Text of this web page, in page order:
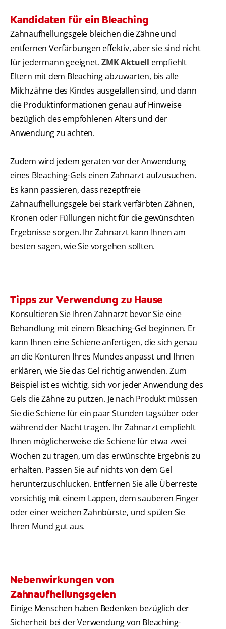
Kandidaten für ein Bleaching
Zahnaufhellungsgele bleichen die Zähne und
entfernen Verfärbungen effektiv, aber sie sind nicht
für jedermann geeignet.ZMK Aktuell empfiehlt
Eltern mit dem Bleaching abzuwarten, bis alle
Milchzähne des Kindes ausgefallen sind, und dann
die Produktinformationen genau auf Hinweise
bezüglich des empfohlenen Alters und der
Anwendung zu achten.
Zudem wird jedem geraten vor der Anwendung
eines Bleaching-Gels einen Zahnarzt aufzusuchen.
Es kann passieren, dass rezeptfreie
Zahnaufhellungsgele bei stark verfärbten Zähnen,
Kronen oder Füllungen nicht für die gewünschten
Ergebnisse sorgen. Ihr Zahnarzt kann Ihnen am
besten sagen, wie Sie vorgehen sollten.
Tipps zur Verwendung zu Hause
Konsultieren Sie Ihren Zahnarzt bevor Sie eine
Behandlung mit einem Bleaching-Gel beginnen. Er
kann Ihnen eine Schiene anfertigen, die sich genau
an die Konturen Ihres Mundes anpasst und Ihnen
erklären, wie Sie das Gel richtig anwenden. Zum
Beispiel ist es wichtig, sich vor jeder Anwendung des
Gels die Zähne zu putzen. Je nach Produkt müssen
Sie die Schiene für ein paar Stunden tagsüber oder
während der Nacht tragen. Ihr Zahnarzt empfiehlt
Ihnen möglicherweise die Schiene für etwa zwei
Wochen zu tragen, um das erwünschte Ergebnis zu
erhalten. Passen Sie auf nichts von dem Gel
herunterzuschlucken. Entfernen Sie alle Überreste
vorsichtig mit einem Lappen, dem sauberen Finger
oder einer weichen Zahnbürste, und spülen Sie
Ihren Mund gut aus.
Nebenwirkungen von
Zahnaufhellungsgelen
Einige Menschen haben Bedenken bezüglich der
Sicherheit bei der Verwendung von Bleaching-